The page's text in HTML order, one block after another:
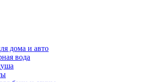
дома и авто
вода